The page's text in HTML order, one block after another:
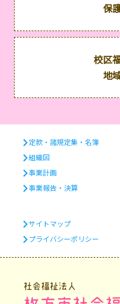
保
校区
地
定款・諸規定集・名簿
組織図
事業計画
事業報告・決算
サイトマップ
プライバシーポリシー
社会福祉法人